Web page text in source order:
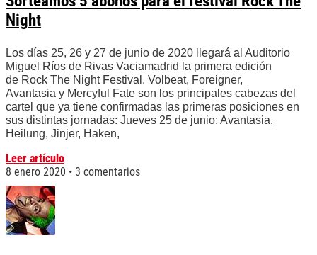
Night
Los días 25, 26 y 27 de junio de 2020 llegará al Auditorio
Miguel Ríos de Rivas Vaciamadrid la primera edición
de Rock The Night Festival. Volbeat, Foreigner,
Avantasia y Mercyful Fate son los principales cabezas del
cartel que ya tiene confirmadas las primeras posiciones en
sus distintas jornadas: Jueves 25 de junio: Avantasia,
Heilung, Jinjer, Haken,
Leer artículo
8 enero 2020
3 comentarios